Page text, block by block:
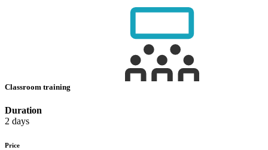
Classroom training
Duration
2 days
Price